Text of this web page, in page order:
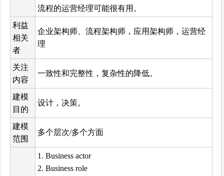
流程的运营经理可能很有用。
利益
相关
者
企业架构师、流程架构师，应用架构师，运营经
理
关注
内容
一致性和完整性，复杂性的降低。
建模
目的
设计，决策。
建模
范围
多个层次/多个方面
1. Business actor
2. Business role